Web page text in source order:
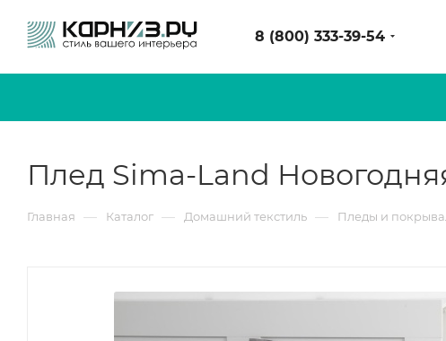
8 (800) 333-39-54
Плед Sima-Land
Главная — Каталог — Домашний текстиль — Пледы и